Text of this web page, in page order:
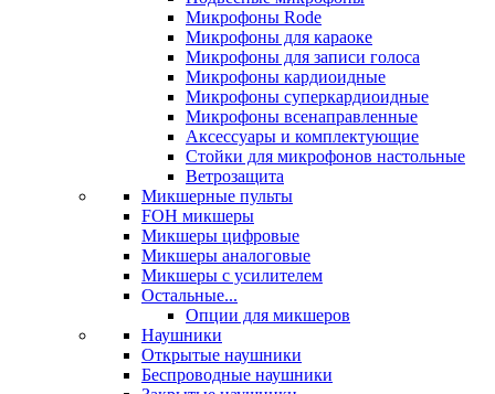
Микрофоны Rode
Микрофоны для караоке
Микрофоны для записи голоса
Микрофоны кардиоидные
Микрофоны суперкардиоидные
Микрофоны всенаправленные
Аксессуары и комплектующие
Стойки для микрофонов настольные
Ветрозащита
Микшерные пульты
FOH микшеры
Микшеры цифровые
Микшеры аналоговые
Микшеры с усилителем
Остальные...
Опции для микшеров
Наушники
Открытые наушники
Беспроводные наушники